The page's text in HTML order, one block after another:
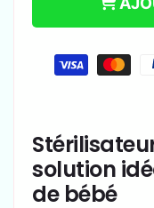
habituel
biberon
|
rapide
|
Moyens
solution
de bébé